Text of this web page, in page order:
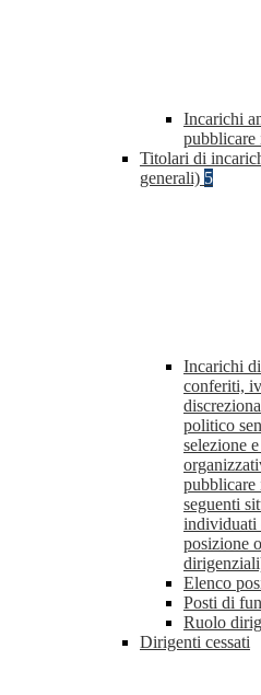
Incarichi
pubblicare
Titolari di
generali) 5
Incarichi
conferiti,
politico
selezione
pubblicare
seguenti
individuati
posizione
Elenco
Posti di
Ruolo
Dirigenti cessati